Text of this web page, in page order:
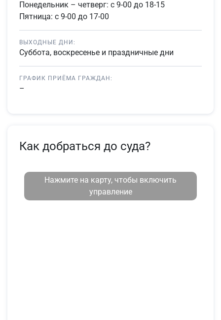
Понедельник – четверг: с 9-00 до 18-15
Пятница: с 9-00 до 17-00
ВЫХОДНЫЕ ДНИ:
Суббота, воскресенье и праздничные дни
ГРАФИК ПРИЁМА ГРАЖДАН:
–
Как добраться до суда?
Нажмите на карту, чтобы включить
управление